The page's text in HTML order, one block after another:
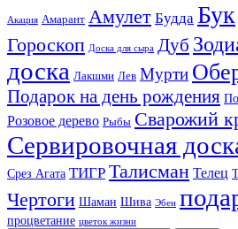
Акация Амарант Амулет Будда Бук
Гороскоп Доска для сыра Дуб
доска Лакшми Лев Мурти
Подарок на день рождения
Розовое дерево Рыбы Сварожий
Сервировочная
Срез Агата ТИГР Талисман Телец
Чертоги Шаман Шива Эбен
процветание цветок жизни